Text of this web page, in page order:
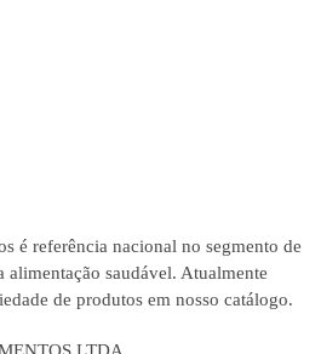
é referência nacional no segmento de
alimentação saudável. Atualmente
de produtos em nosso catálogo.
LTDA